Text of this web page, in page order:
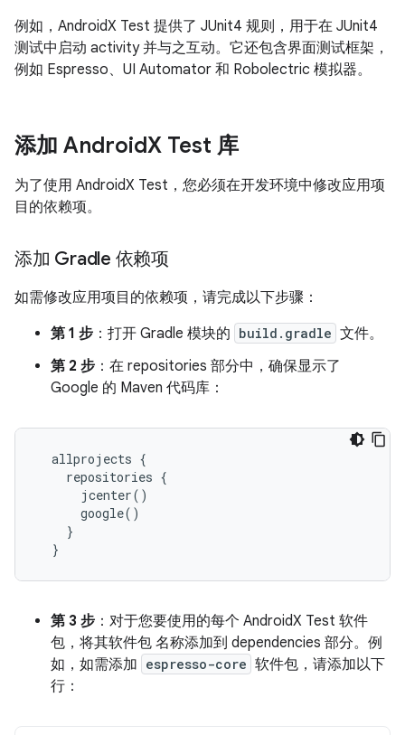
例如，AndroidX Test 提供了 JUnit4 规则，用于在 JUnit4
测试中启动 activity 并与之互动。它还包含界面测试框架，
例如 Espresso、UI Automator 和 Robolectric 模拟器。
添加 AndroidX Test 库
为了使用 AndroidX Test，您必须在开发环境中修改应用项
目的依赖项。
添加 Gradle 依赖项
如需修改应用项目的依赖项，请完成以下步骤：
第 1 步 ：打开 Gradle 模块的 build.gradle 文件。
第 2 步 ：在 repositories 部分中，确保显示了
Google 的 Maven 代码库：
allprojects {
repositories {
jcenter()
google()
}
}
第 3 步 ：对于您要使用的每个 AndroidX Test 软件
包，将其软件包 名称添加到 dependencies 部分。例
如，如需添加 espresso-core 软件包，请添加以下
行：